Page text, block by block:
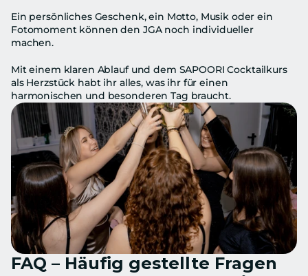
Ein persönliches Geschenk, ein Motto, Musik oder ein
Fotomoment können den JGA noch individueller
machen.
Mit einem klaren Ablauf und dem SAPOORI Cocktailkurs
als Herzstück habt ihr alles, was ihr für einen
harmonischen und besonderen Tag braucht.
FAQ – Häufig gestellte Fragen